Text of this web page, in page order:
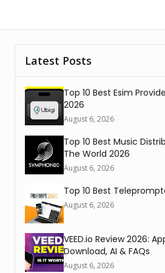
Latest Posts
Top 10 Best Esim
2026
August 6, 2026
Top 10 Best Music
The World 2026
August 6, 2026
Top 10 Best
August 6, 2026
VEED.io Review 2026:
Download, AI & FAQs
August 6, 2026